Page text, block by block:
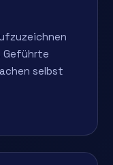
Geführte
selbst